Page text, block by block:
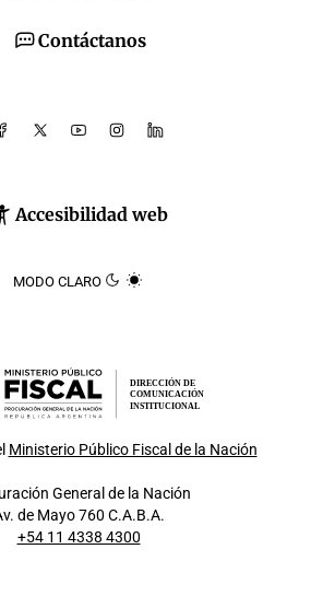
Contáctanos
Accesibilidad web
MODO CLARO
DIRECCIÓN DE
COMUNICACIÓN
INSTITUCIONAL
Ministerio Público Fiscal de la Nación
General de la Nación
de Mayo 760 C.A.B.A.
+54 11 4338 4300